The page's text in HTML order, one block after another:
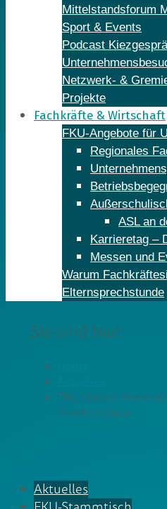
Mittelstandsforum
Sport & Events
Podcast
Netzwerk- &
Projekte
Fachkräfte & Wirtschaft
FKU-Angebote für
Regionales
ASL an
Karrieretag –
Messen und
Warum
Elternsprechstunde
Sie sind hier:
FKU-
Friedrichshain
Aktuelles